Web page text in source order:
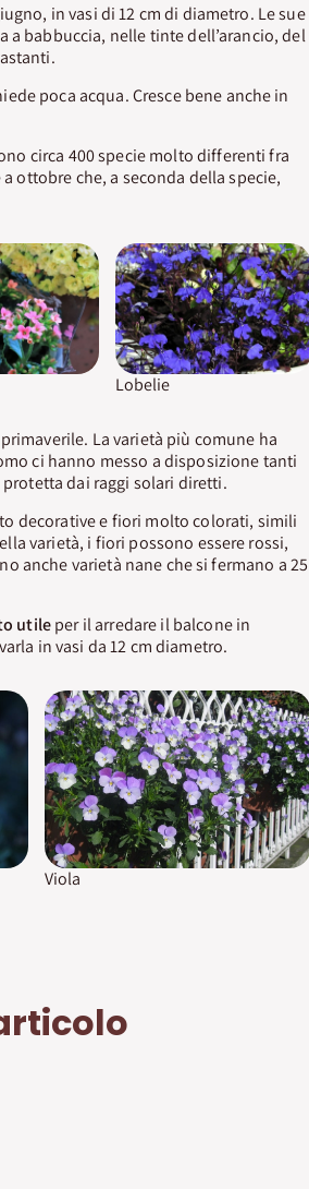
in vasi di 12 cm di diametro. Le sue
babbuccia, nelle tinte dell’arancio, del
poca acqua. Cresce bene anche in
circa 400 specie molto differenti fra
ottobre che, a seconda della specie,
Lobelie
La varietà più comune ha
ci hanno messo a disposizione tanti
protetta dai raggi solari diretti.
decorative e fiori molto colorati, simili
varietà, i fiori possono essere rossi,
anche varietà nane che si fermano a 25
utileper il arredare il balcone in
in vasi da 12 cm diametro.
Viola